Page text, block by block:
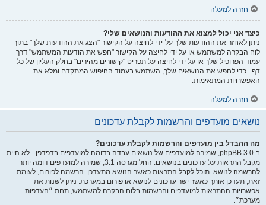
חזרה למעלה
כיצד אני יכול למצוא את ההודעות והנושאים שלי?
ניתן לאחזר את ההודעות שלך על-ידי לחיצה על הקישור "הצג את ההודעות שלך" בתוך
לוח הבקרה למשתמש או על ידי לחיצה על הקישור "חפש את הודעות המשתמש" דרך
עמוד הפרופיל שלך או על ידי לחיצה על תפריט "קישורים מהירים" בחלק העליון של כל
דף. כדי לחפש את הנושאים שלך, השתמש בעמוד החיפוש המתקדם ומלא את
האפשרויות המתאימות.
חזרה למעלה
נושאים מועדפים והרשמות לקבלת עדכונים
מה ההבדל בין מועדפים והרשמות לקבלת עדכונים?
ב-phpBB 3.0, שמירה למועדפים של נושאים עבדה בדומה למועדפים בדפדפן - לא היית
מקבל התראות על עדכונים בנושאים. החל מגרסה 3.1, שמירה למועדפים דומה יותר
להרשמה לנושא. תוכל לקבל התראות כאשר הנושא מתעדכן. הרשמה לפורום, לעומת
זאת, תעדכן אותך כאשר ישר עדכונים לנושא או פורום במערכת. ניתן לשנות את
אפשרויות ההתראות למועדפים והרשמות בלוח הבקרה למשתמש, תחת ״העדפות
מערכת״.